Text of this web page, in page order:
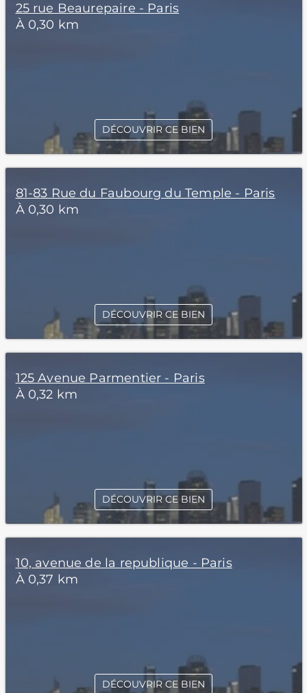
25 rue Beaurepaire - Paris
À 0,30 km
DÉCOUVRIR CE BIEN
81-83 Rue du Faubourg du Temple - Paris
À 0,30 km
DÉCOUVRIR CE BIEN
125 Avenue Parmentier - Paris
À 0,32 km
DÉCOUVRIR CE BIEN
10, avenue de la republique - Paris
À 0,37 km
DÉCOUVRIR CE BIEN